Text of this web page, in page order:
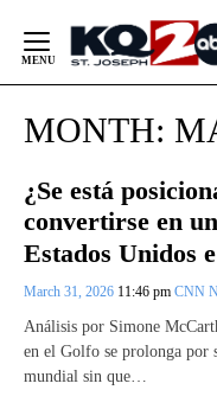
Content
MONTH:
¿Se está
convertirse en
Estados Unidos
March 31, 2026 11:46 pm CNN
Análisis por Simone
en el Golfo se prolonga por
mundial sin que…